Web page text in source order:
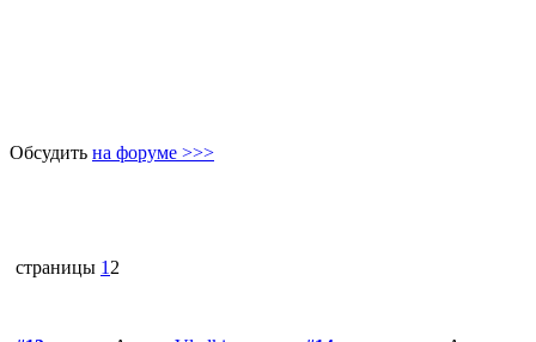
Обсудить на форуме >>>
страницы 1 2